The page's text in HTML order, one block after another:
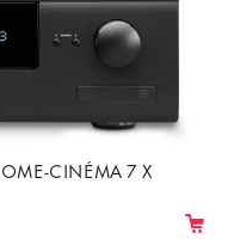
CINÉMA 7 X